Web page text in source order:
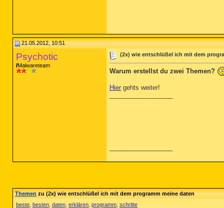
21.05.2012, 10:51
Psychotic
Malwareteam
(2x) wie entschlüßel ich mit dem
Warum erstellst du zwei Themen?
Hier gehts weiter!
Themenzu (2x) wie entschlüßel ich mit dem programm meine daten
beste besten daten erklären programm schritte